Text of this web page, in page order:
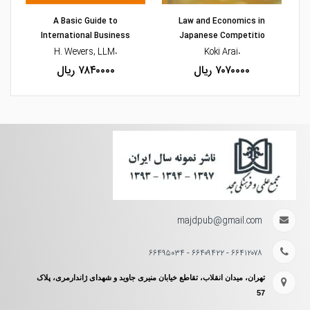
Law and Economics in
Japanese Competitio
،Koki Arai
۷۰۷۰۰۰۰ ریال
A Basic Guide to
International Business
،H. Wevers, LLM
۷۸۴۰۰۰۰ ریال
majdpub@gmail.com
۶۶۴۱۲۰۷۸ - ۶۶۴۰۹۴۲۲ - ۶۶۴۹۵۰۳۴
تهران، میدان انقلاب، تقاطع خیابان منیری جاوید و شهدای ژاندارمری، پلاک
57